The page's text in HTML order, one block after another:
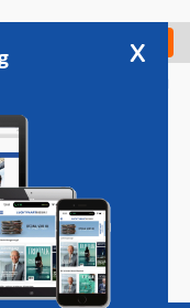
Check in
Vacatures
x